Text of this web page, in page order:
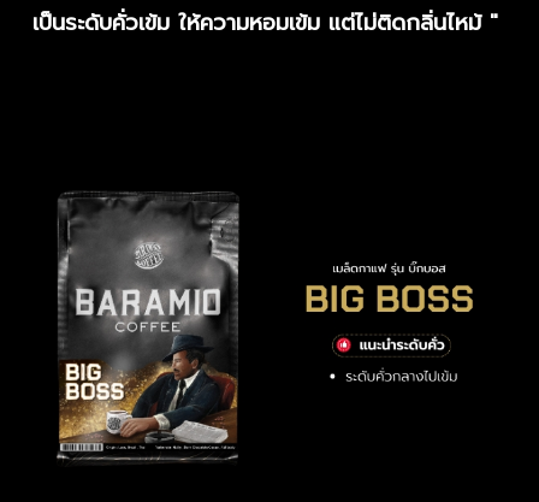
เป็นระดับคั่วเข้ม ให้ความหอมเข้ม แต่ไม่ติดกลิ่นไหม้ "